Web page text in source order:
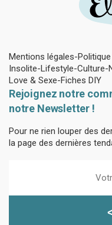
Mentions légales
Insolite Lifestyle Culture
Love & Sexe Fiches DIY
Rejoignez notre
notre Newsletter !
Pour ne rien louper des
la page des dernières